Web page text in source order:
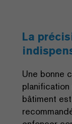
La
Une bonne
bâtiment